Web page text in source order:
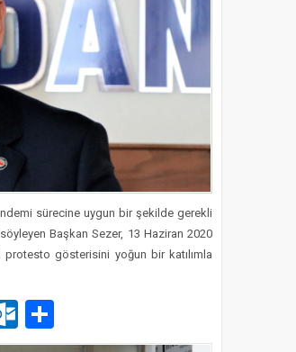
sürecine uygun bir şekilde gerekli
Başkan Sezer, 13 Haziran 2020
protesto gösterisini yoğun bir katılımla
Outlook.com